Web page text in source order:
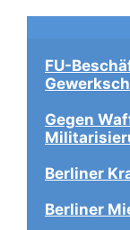
FU-
Gegen
Berliner
Berliner